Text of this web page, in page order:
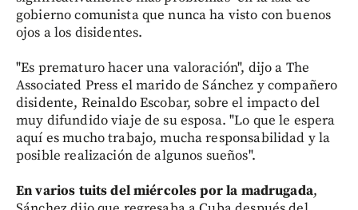
gobierno comunista que nunca ha visto con buenos
ojos a los disidentes.
"Es prematuro hacer una valoración", dijo a The
Associated Press el marido de Sánchez y compañero
disidente, Reinaldo Escobar, sobre el impacto del
muy difundido viaje de su esposa. "Lo que le espera
aquí es mucho trabajo, mucha responsabilidad y la
posible realización de algunos sueños".
En varios tuits del miércoles por la madrugada,